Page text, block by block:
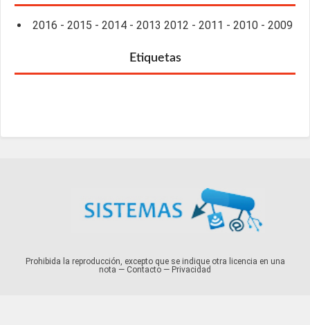
2016 - 2015 - 2014 - 2013 2012 - 2011 - 2010 - 2009
Etiquetas
Prohibida la reproducción, excepto que se indique otra licencia en una
nota — Contacto — Privacidad